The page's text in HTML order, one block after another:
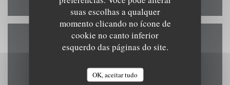
suas escolhas a qualquer
momento clicando no ícone de
cookie no canto inferior
esquerdo das páginas do site.
OK, aceitar tudo
Contacte-nos